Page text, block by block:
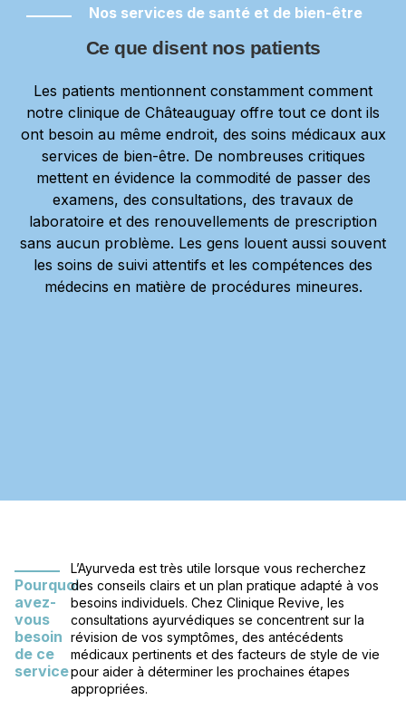
Nos services de santé et de bien-être
Ce que disent nos patients
Les patients mentionnent constamment comment
notre clinique de Châteauguay offre tout ce dont ils
ont besoin au même endroit, des soins médicaux aux
services de bien-être. De nombreuses critiques
mettent en évidence la commodité de passer des
examens, des consultations, des travaux de
laboratoire et des renouvellements de prescription
sans aucun problème. Les gens louent aussi souvent
les soins de suivi attentifs et les compétences des
médecins en matière de procédures mineures.
Pourquoi
avez-
vous
besoin
de ce
service
L’Ayurveda est très utile lorsque vous recherchez
des conseils clairs et un plan pratique adapté à vos
besoins individuels. Chez Clinique Revive, les
consultations ayurvédiques se concentrent sur la
révision de vos symptômes, des antécédents
médicaux pertinents et des facteurs de style de vie
pour aider à déterminer les prochaines étapes
appropriées.